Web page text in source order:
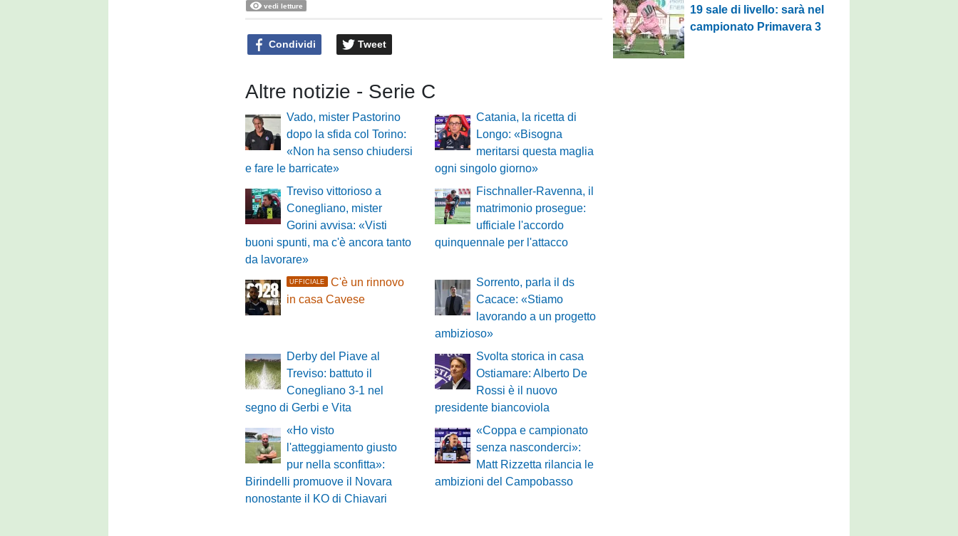
vedi letture
Condividi Tweet
Altre notizie - Serie C
Vado, mister Pastorino
dopo la sfida col Torino:
«Non ha senso chiudersi
e fare le barricate»
Catania, la ricetta di
Longo: «Bisogna
meritarsi questa maglia
ogni singolo giorno»
Treviso vittorioso a
Conegliano, mister
Gorini avvisa: «Visti
buoni spunti, ma c'è ancora tanto
da lavorare»
Fischnaller-Ravenna, il
matrimonio prosegue:
ufficiale l'accordo
quinquennale per l'attacco
UFFICIALE
C'è un rinnovo
in casa Cavese
Sorrento, parla il ds
Cacace: «Stiamo
lavorando a un progetto
ambizioso»
Derby del Piave al
Treviso: battuto il
Conegliano 3-1 nel
segno di Gerbi e Vita
Svolta storica in casa
Ostiamare: Alberto De
Rossi è il nuovo
presidente biancoviola
«Ho visto
l'atteggiamento giusto
pur nella sconfitta»:
Birindelli promuove il Novara
nonostante il KO di Chiavari
«Coppa e campionato
senza nasconderci»:
Matt Rizzetta rilancia le
ambizioni del Campobasso
19 sale di livello: sarà nel
campionato Primavera 3